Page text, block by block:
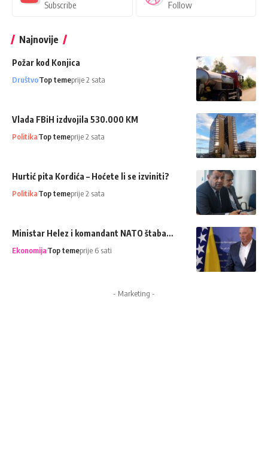
Subscribe Follow
Najnovije
Požar kod Konjica
DruštvoTop temeprije 2 sata
Vlada FBiH izdvojila 530.000 KM
PolitikaTop temeprije 2 sata
Hurtić pita Kordića – Hoćete li se izviniti?
PolitikaTop temeprije 2 sata
Ministar Helez i komandant NATO štaba…
EkonomijaTop temeprije 6 sati
- Marketing -